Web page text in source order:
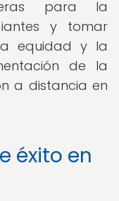
para la
y tomar
equidad y la
de la
a distancia en
éxito en